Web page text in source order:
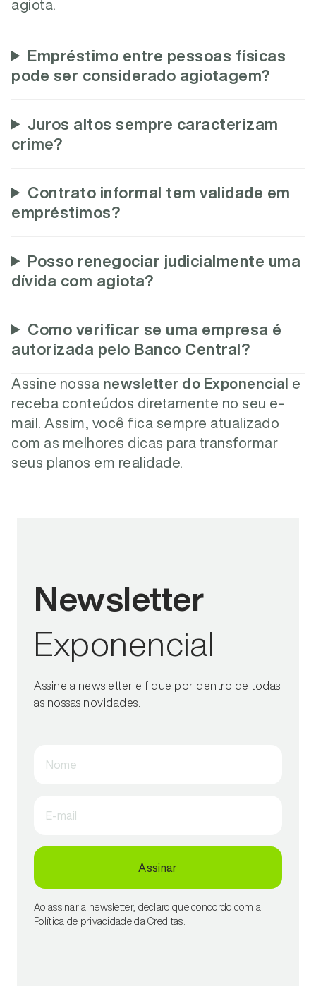
agiota.
Empréstimo entre pessoas físicas
pode ser considerado agiotagem?
Juros altos sempre caracterizam
crime?
Contrato informal tem validade em
empréstimos?
Posso renegociar judicialmente uma
dívida com agiota?
Como verificar se uma empresa é
autorizada pelo Banco Central?
Assine nossa newsletter do Exponencial e
receba conteúdos diretamente no seu e-
mail. Assim, você fica sempre atualizado
com as melhores dicas para transformar
seus planos em realidade.
Newsletter
Exponencial
Assine a newsletter e fique por dentro de todas
as nossas novidades.
Nome
E-mail
Assinar
Ao assinar a newsletter, declaro que concordo com a
Política de privacidade da Creditas.